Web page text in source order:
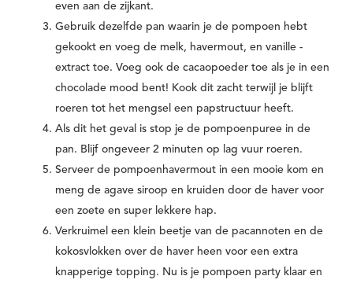
even aan de zijkant.
Gebruik dezelfde pan waarin je de pompoen hebt
gekookt en voeg de melk, havermout, en vanille -
extract toe. Voeg ook de cacaopoeder toe als je in een
chocolade mood bent! Kook dit zacht terwijl je blijft
roeren tot het mengsel een papstructuur heeft.
Als dit het geval is stop je de pompoenpuree in de
pan. Blijf ongeveer 2 minuten op lag vuur roeren.
Serveer de pompoenhavermout in een mooie kom en
meng de agave siroop en kruiden door de haver voor
een zoete en super lekkere hap.
Verkruimel een klein beetje van de pacannoten en de
kokosvlokken over de haver heen voor een extra
knapperige topping. Nu is je pompoen party klaar en